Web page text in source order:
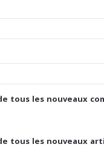
tous les nouveaux
tous les nouveaux